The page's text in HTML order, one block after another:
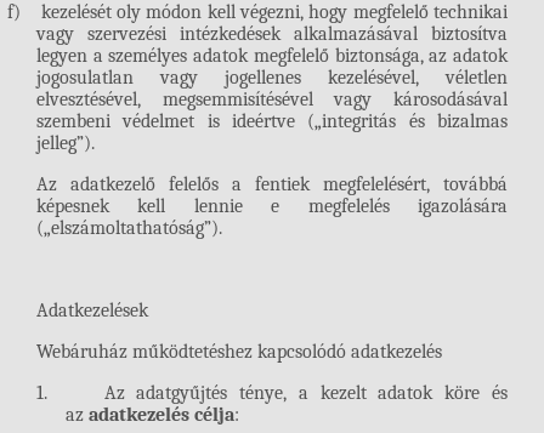
f)
kezelését oly módon kell végezni, hogy megfelelő technikai
vagy szervezési intézkedések alkalmazásával biztosítva
legyen a személyes adatok megfelelő biztonsága, az adatok
jogosulatlan vagy jogellenes kezelésével, véletlen
elvesztésével, megsemmisítésével vagy károsodásával
szembeni védelmet is ideértve („integritás és bizalmas
jelleg”).
Az adatkezelő felelős a fentiek megfelelésért, továbbá
képesnek kell lennie e megfelelés igazolására
(„elszámoltathatóság”).
Adatkezelések
Webáruház működtetéshez kapcsolódó adatkezelés
1.
Az adatgyűjtés ténye, a kezelt adatok köre és
az adatkezelés célja: